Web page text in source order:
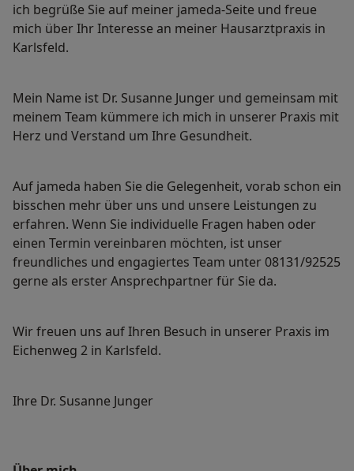
ich begrüße Sie auf meiner jameda-Seite und freue
mich über Ihr Interesse an meiner Hausarztpraxis in
Karlsfeld.
Mein Name ist Dr. Susanne Junger und gemeinsam mit
meinem Team kümmere ich mich in unserer Praxis mit
Herz und Verstand um Ihre Gesundheit.
Auf jameda haben Sie die Gelegenheit, vorab schon ein
bisschen mehr über uns und unsere Leistungen zu
erfahren. Wenn Sie individuelle Fragen haben oder
einen Termin vereinbaren möchten, ist unser
freundliches und engagiertes Team unter 08131/92525
gerne als erster Ansprechpartner für Sie da.
Wir freuen uns auf Ihren Besuch in unserer Praxis im
Eichenweg 2 in Karlsfeld.
Ihre Dr. Susanne Junger